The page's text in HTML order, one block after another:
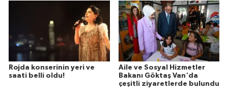
Rojda konserinin yeri ve
saati belli oldu!
Aile ve Sosyal Hizmetler
Bakanı Göktaş Van'da
çeşitli ziyaretlerde bulundu